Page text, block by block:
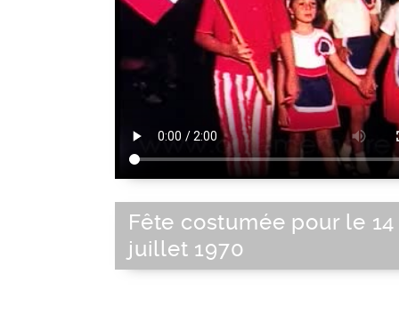
Fête costumée pour le 14
juillet 1970